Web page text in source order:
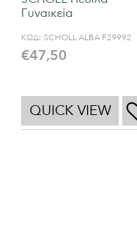
Γυναικεία
ΚΩΔ: SCHOLL ALBA F29992
€47,50
QUICK VIEW